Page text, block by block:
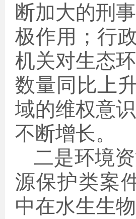
断加大的刑
极作用；行
机关对生态
数量同比上
域的维权意
不断增长。
二是环境
源保护类案
中在水生生